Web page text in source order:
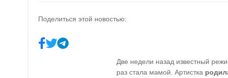
Поделиться этой новостью:
Две недели назад известный
раз стала мамой. Артистка